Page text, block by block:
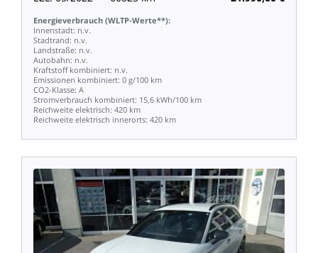
Energieverbrauch (WLTP-Werte**):
Innenstadt: n.v.
Stadtrand: n.v.
Landstraße: n.v.
Autobahn: n.v.
Kraftstoff kombiniert: n.v.
Emissionen kombiniert: 0 g/100 km
CO2-Klasse: A
Stromverbrauch kombiniert: 15,6 kWh/100 km
Reichweite elektrisch: 420 km
Reichweite elektrisch innerorts: 420 km